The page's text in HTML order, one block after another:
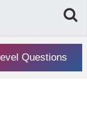
Questions